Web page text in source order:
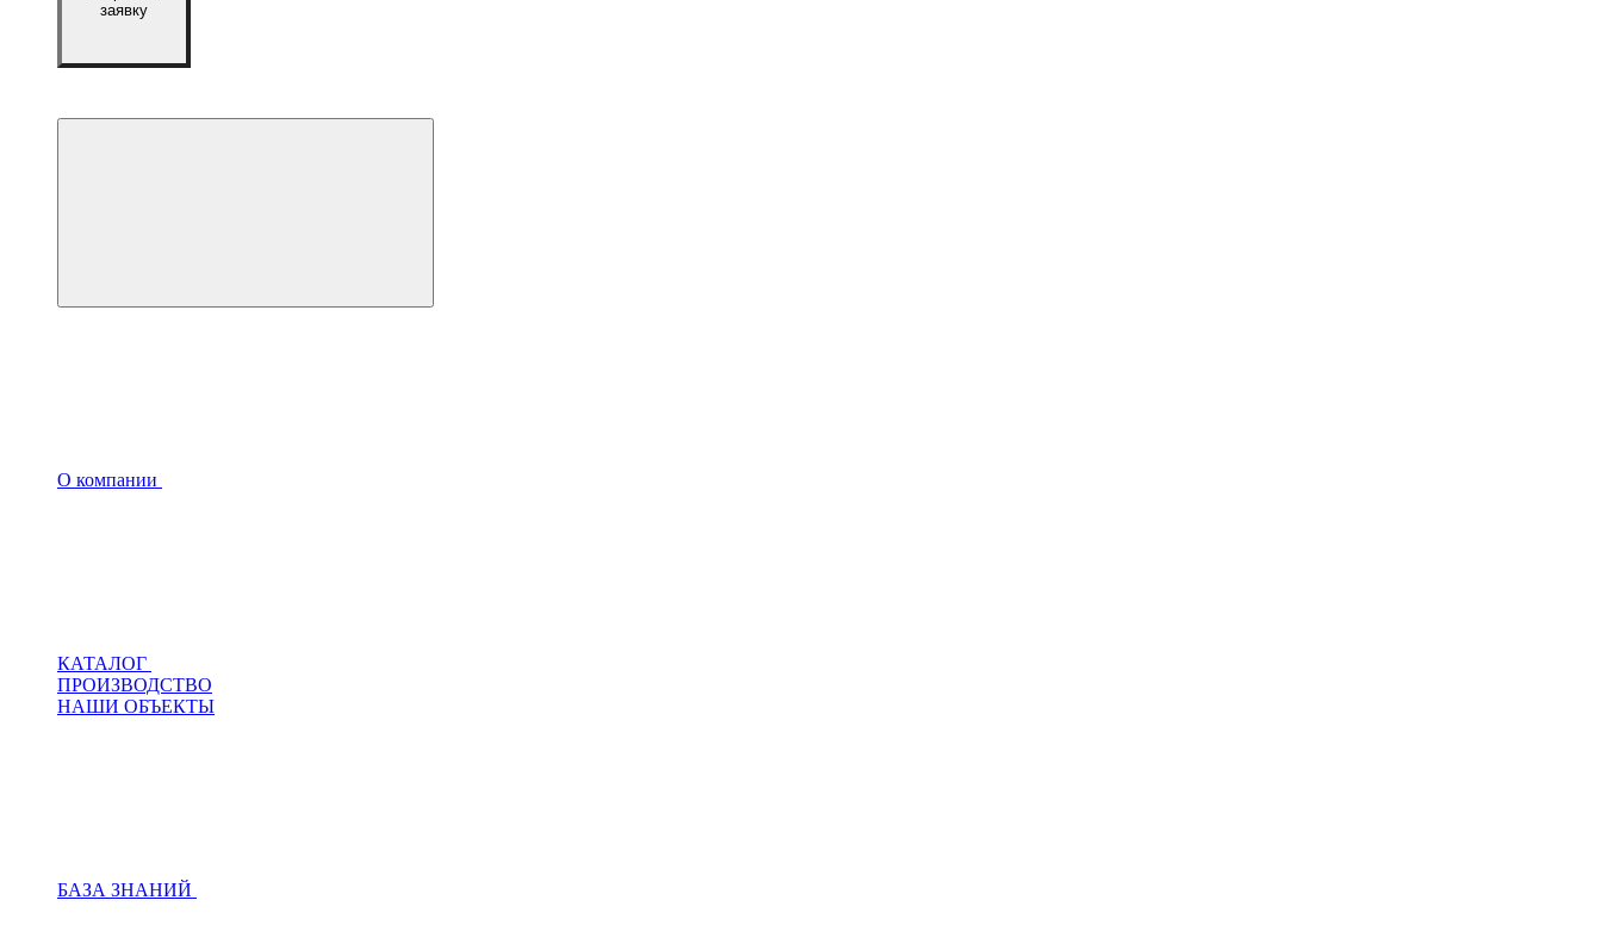
заявку
О компании
КАТАЛОГ
ПРОИЗВОДСТВО
НАШИ ОБЪЕКТЫ
БАЗА ЗНАНИЙ